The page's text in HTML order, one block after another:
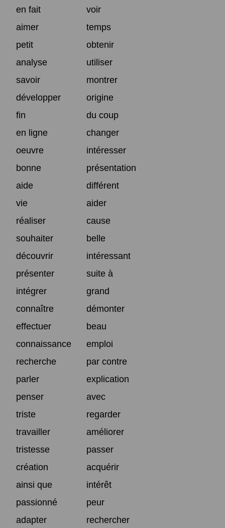
en fait
voir
aimer
temps
petit
obtenir
analyse
utiliser
savoir
montrer
développer
origine
fin
du coup
en ligne
changer
oeuvre
intéresser
bonne
présentation
aide
différent
vie
aider
réaliser
cause
souhaiter
belle
découvrir
intéressant
présenter
suite à
intégrer
grand
connaître
démonter
effectuer
beau
connaissance
emploi
recherche
par contre
parler
explication
penser
avec
triste
regarder
travailler
améliorer
tristesse
passer
création
acquérir
ainsi que
intérêt
passionné
peur
adapter
rechercher